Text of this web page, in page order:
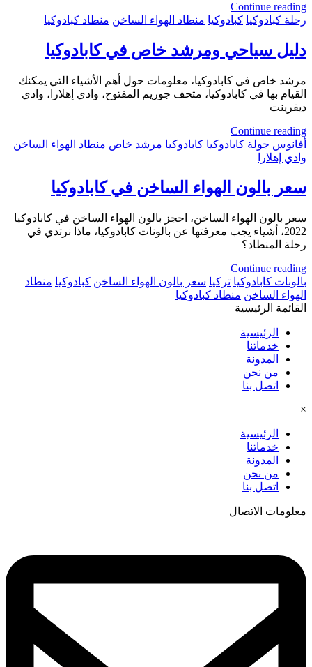
Continue reading
رحلة كبادوكيا كبادوكيا منطاد الهواء الساخن منطاد كبادوكيا
دليل سياحي ومرشد خاص في كابادوكيا
مرشد خاص في كابادوكيا، معلومات حول أهم الأشياء التي يمكنك
القيام بها في كابادوكيا، متحف جوريم المفتوح، وادي إهلارا، وادي
ديفرينت
Continue reading
أفانوس جولة كابادوكيا كابادوكيا مرشد خاص منطاد الهواء الساخن
وادي إهلارا
سعر بالون الهواء الساخن في كابادوكيا
سعر بالون الهواء الساخن، احجز بالون الهواء الساخن في كابادوكيا
2022، أشياء يجب معرفتها عن بالونات كابادوكيا، ماذا نرتدي في
رحلة المنطاد؟
Continue reading
بالونات كابادوكيا تركيا سعر بالون الهواء الساخن كبادوكيا منطاد
الهواء الساخن منطاد كبادوكيا
القائمة الرئيسية
الرئيسية
خدماتنا
المدونة
من نحن
اتصل بنا
×
الرئيسية
خدماتنا
المدونة
من نحن
اتصل بنا
معلومات الاتصال